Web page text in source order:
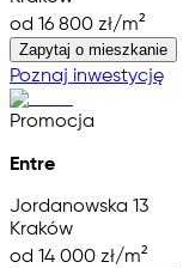
od 16 800 zł/m²
Zapytaj o mieszkanie
Poznaj inwestycję
Promocja
Entre
Jordanowska 13
Kraków
od 14 000 zł/m²